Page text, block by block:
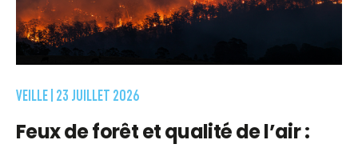
VEILLE | 23 JUILLET 2026
Feux de forêt et qualité de l’air :